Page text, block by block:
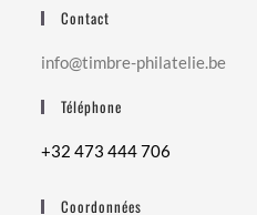
Contact
info@timbre-philatelie.be
Téléphone
+32 473 444 706
Coordonnées